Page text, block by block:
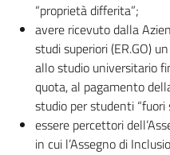
“proprietà differita”;
avere ricevuto dalla
studi superiori (ER.GO)
allo studio universitario
quota, al pagamento
studio per studenti “fuori
essere percettori
in cui l’Assegno di